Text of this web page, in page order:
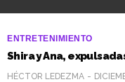
ENTRETENIMIENTO
Shira y Ana,
HÉCTOR LEDEZMA